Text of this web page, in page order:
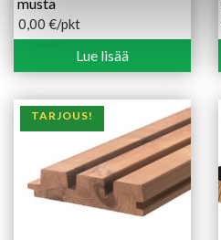
0,00 €/pkt
Lue lisää
TARJOUS!